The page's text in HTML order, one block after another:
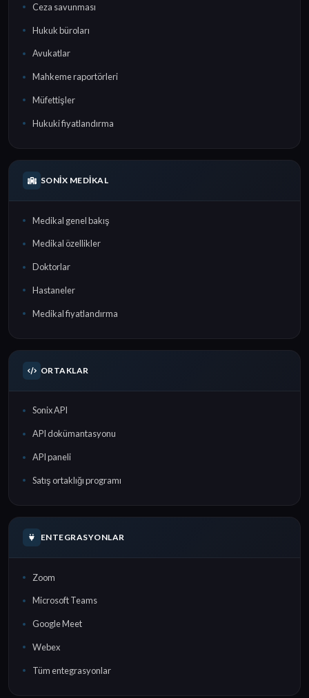
Ceza savunması
Hukuk büroları
Avukatlar
Mahkeme raportörleri
Müfettişler
Hukuki fiyatlandırma
SONIX MEDIKAL
Medikal genel bakış
Medikal özellikler
Doktorlar
Hastaneler
Medikal fiyatlandırma
ORTAKLAR
Sonix API
API dokümantasyonu
API paneli
Satış ortaklığı programı
ENTEGRASYONLAR
Zoom
Microsoft Teams
Google Meet
Webex
Tüm entegrasyonlar